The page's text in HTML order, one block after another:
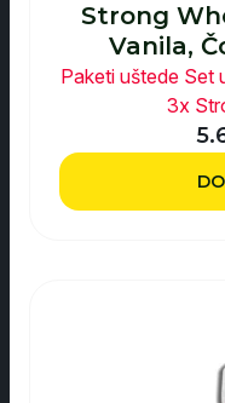
Strong
Vanila,
Paketi uštede Set
3x